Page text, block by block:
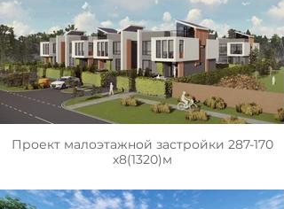
Проект малоэтажной застройки 287-170
х8(1320)м